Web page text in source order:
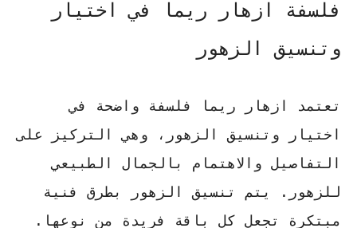
فلسفة ازهار ريما في اختيار
وتنسيق الزهور
تعتمد ازهار ريما فلسفة واضحة في
اختيار وتنسيق الزهور، وهي التركيز على
التفاصيل والاهتمام بالجمال الطبيعي
للزهور. يتم تنسيق الزهور بطرق فنية
مبتكرة تجعل كل باقة فريدة من نوعها.